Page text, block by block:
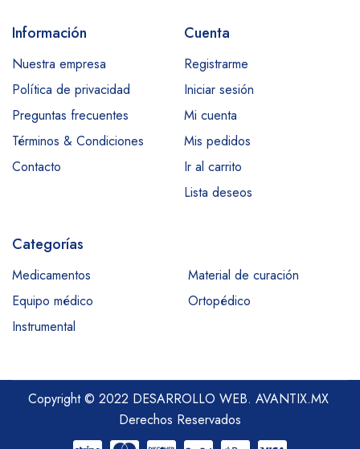
Información
Nuestra empresa
Política de privacidad
Preguntas frecuentes
Términos & Condiciones
Contacto
Cuenta
Registrarme
Iniciar sesión
Mi cuenta
Mis pedidos
Ir al carrito
Lista deseos
Categorías
Medicamentos
Material de curación
Equipo médico
Ortopédico
Instrumental
Copyright © 2022 DESARROLLO WEB. AVANTIX.MX
Derechos Reservados